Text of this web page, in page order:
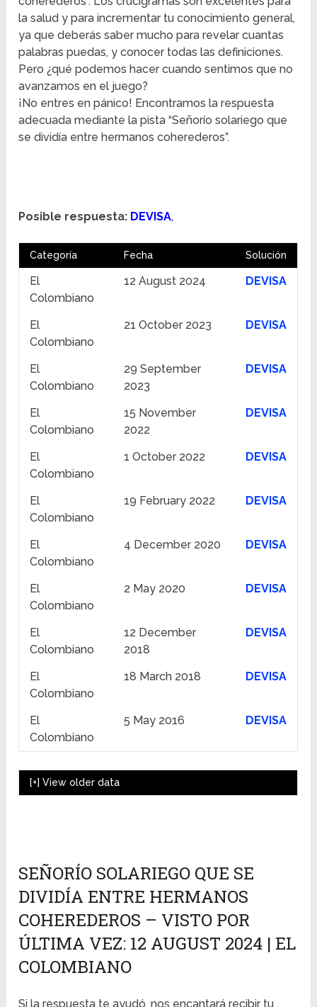
la salud y para incrementar tu conocimiento general,
ya que deberás saber mucho para revelar cuantas
palabras puedas, y conocer todas las definiciones.
Pero ¿qué podemos hacer cuando sentimos que no
avanzamos en el juego?
¡No entres en pánico! Encontramos la respuesta
adecuada mediante la pista “Señorío solariego que
se dividía entre hermanos coherederos”.
Posible respuesta: DEVISA,
Categoría Fecha Solución
El
Colombiano
12 August 2024 DEVISA
El
Colombiano
21 October 2023 DEVISA
El
Colombiano
29 September
2023
DEVISA
El
Colombiano
15 November
2022
DEVISA
El
Colombiano
1 October 2022 DEVISA
El
Colombiano
19 February 2022 DEVISA
El
Colombiano
4 December 2020 DEVISA
El
Colombiano
2 May 2020 DEVISA
El
Colombiano
12 December
2018
DEVISA
El
Colombiano
18 March 2018 DEVISA
El
Colombiano
5 May 2016 DEVISA
[+]View older data
SEÑORÍO SOLARIEGO QUE SE
DIVIDÍA ENTRE HERMANOS
COHEREDEROS – VISTO POR
ÚLTIMA VEZ: 12 AUGUST 2024 | EL
COLOMBIANO
Si la respuesta te ayudó, nos encantará recibir tu